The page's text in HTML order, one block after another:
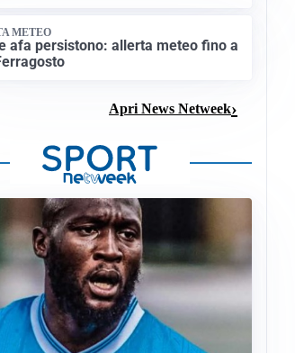
METEO
afa persistono: allerta meteo fino a
Apri News Netweek